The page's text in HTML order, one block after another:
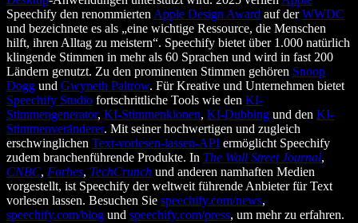
Speechify den renommierten Apple Design Award auf derWWDC
und bezeichnete es als „eine wichtige Ressource, die Menschen
hilft, ihren Alltag zu meistern“. Speechify bietet über 1.000 natürlich
klingende Stimmen in mehr als 60 Sprachen und wird in fast 200
Ländern genutzt. Zu den prominenten Stimmen gehören Snoop
Dogg und Gwyneth Paltrow. Für Kreative und Unternehmen bietet
Speechify Studio fortschrittliche Tools wie den KI-
Stimmengenerator, KI-Stimmenklonen, KI-Dubbing und den KI-
Stimmenveränderer. Mit seiner hochwertigen und zugleich
erschwinglichen Text-vorlesen-lassen-API ermöglicht Speechify
zudem branchenführende Produkte. In The Wall Street Journal,
CNBC, Forbes, TechCrunch und anderen namhaften Medien
vorgestellt, ist Speechify der weltweit führende Anbieter für Text
vorlesen lassen. Besuchen Sie speechify.com/news,
speechify.com/blog und speechify.com/press, um mehr zu erfahren.